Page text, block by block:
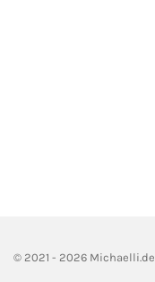
© 2021 - 2026 Michaelli.de